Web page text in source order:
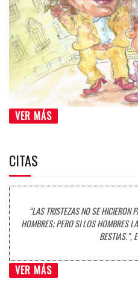
VER MÁS
CITAS
“LAS TRISTEZAS NO SE HICIERON
HOMBRES; PERO SI LOS HOMBRES
BESTIAS.”,
VER MÁS